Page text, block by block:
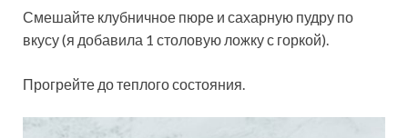
Смешайте клубничное пюре и сахарную пудру по
вкусу (я добавила 1 столовую ложку с горкой).
Прогрейте до теплого состояния.